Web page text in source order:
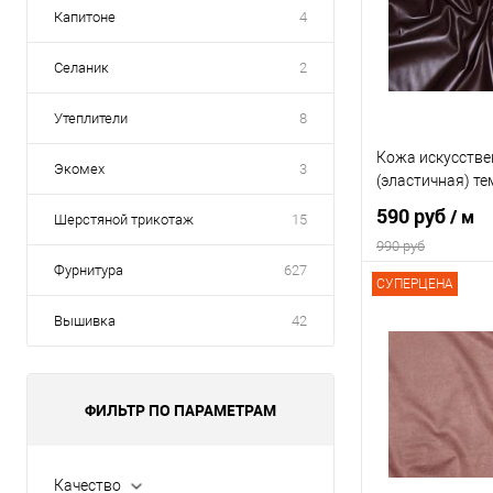
Капитоне 4
Селаник 2
Утеплители 8
Экомех 3
Шерстяной трикотаж 15
Фурнитура 627
Вышивка 42
ФИЛЬТР ПО ПАРАМЕТРАМ
Качество
В избранное
Выбрать
Заказать
240 гр/м2, 100%
рулон 150 см,
Кожа
(эластичная)
590 руб/ м
990 руб
Сравнение
В избранное
Выбрать
Заказать
СУПЕРЦЕНА